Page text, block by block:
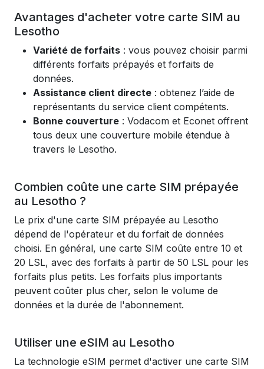
Avantages d'acheter votre carte SIM au
Lesotho
Variété de forfaits : vous pouvez choisir parmi
différents forfaits prépayés et forfaits de
données.
Assistance client directe : obtenez l’aide de
représentants du service client compétents.
Bonne couverture : Vodacom et Econet offrent
tous deux une couverture mobile étendue à
travers le Lesotho.
Combien coûte une carte SIM prépayée
au Lesotho ?
Le prix d'une carte SIM prépayée au Lesotho
dépend de l'opérateur et du forfait de données
choisi. En général, une carte SIM coûte entre 10 et
20 LSL, avec des forfaits à partir de 50 LSL pour les
forfaits plus petits. Les forfaits plus importants
peuvent coûter plus cher, selon le volume de
données et la durée de l'abonnement.
Utiliser une eSIM au Lesotho
La technologie eSIM permet d'activer une carte SIM